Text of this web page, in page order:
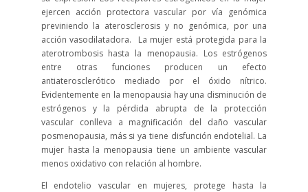
ejercen acción protectora vascular por vía genómica
previniendo la aterosclerosis y no genómica, por una
acción vasodilatadora. La mujer está protegida para la
aterotrombosis hasta la menopausia. Los estrógenos
entre otras funciones producen un efecto
antiaterosclerótico mediado por el óxido nítrico.
Evidentemente en la menopausia hay una disminución de
estrógenos y la pérdida abrupta de la protección
vascular conlleva a magnificación del daño vascular
posmenopausia, más si ya tiene disfunción endotelial. La
mujer hasta la menopausia tiene un ambiente vascular
menos oxidativo con relación al hombre.
El endotelio vascular en mujeres, protege hasta la